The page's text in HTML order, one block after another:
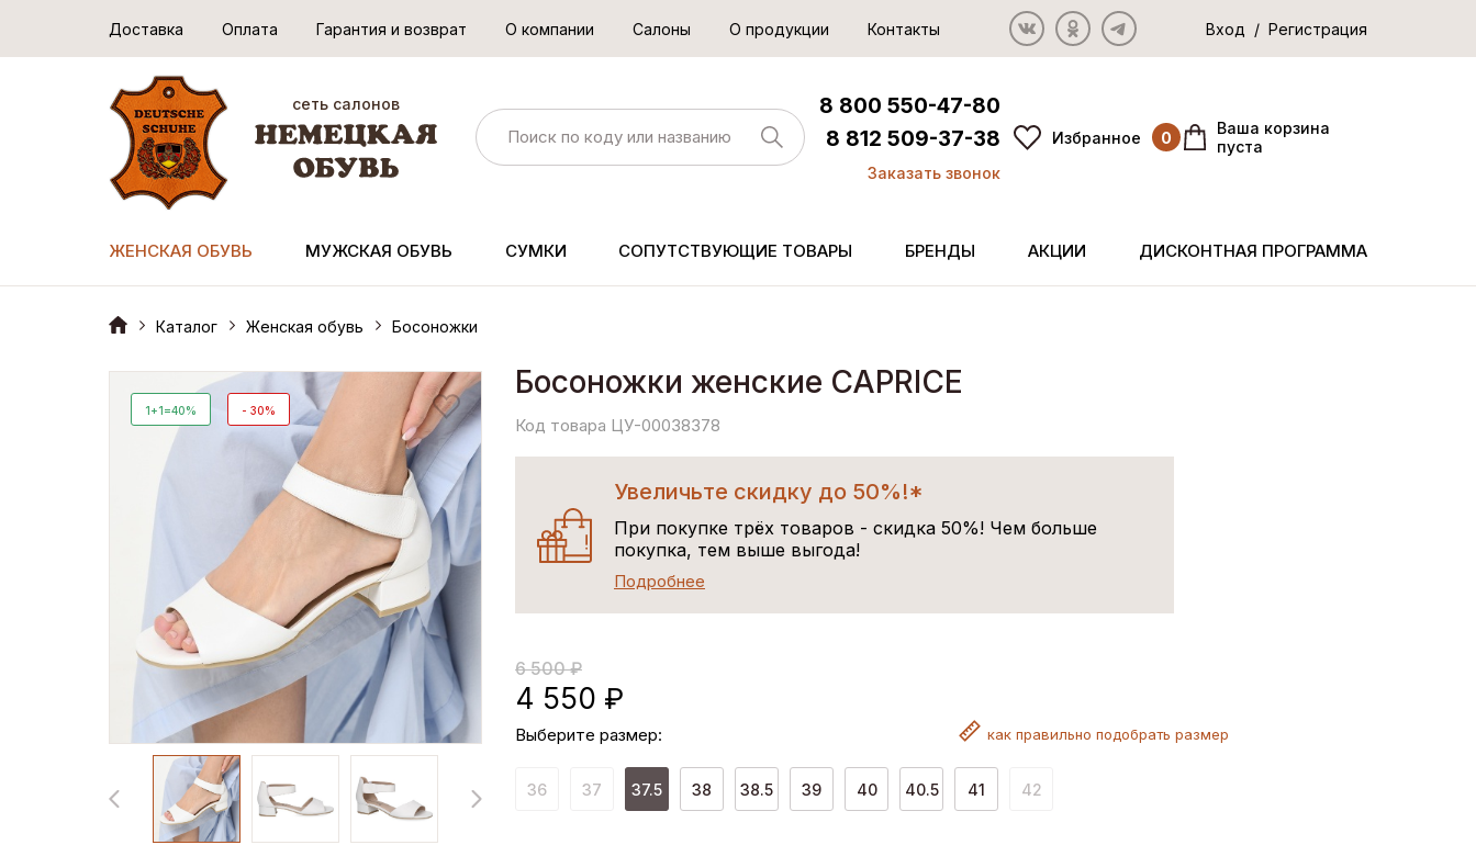
Доставка Оплата Гарантия и возврат О компании Салоны О продукции Контакты Вход / Регистрация
сеть салонов
8 800 550-47-80
8 812 509-37-38
Заказать звонок
Избранное 0
Ваша корзина
пуста
ЖЕНСКАЯ ОБУВЬ МУЖСКАЯ ОБУВЬ СУМКИ СОПУТСТВУЮЩИЕ ТОВАРЫ БРЕНДЫ АКЦИИ ДИСКОНТНАЯ ПРОГРАММА
Каталог Женская обувь Босоножки
1+1=40% - 30%
Босоножки женские CAPRICE
Код товара ЦУ-00038378
Увеличьте скидку до 50%!*
При покупке трёх товаров - скидка 50%! Чем больше
покупка, тем выше выгода!
Подробнее
6 500 ₽
4 550 ₽
Выберите размер: как правильно подобрать размер
36 37 37.5 38 38.5 39 40 40.5 41 42